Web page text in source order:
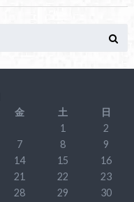
金 土
日
1
2
7 8
9
14 15
16
21 22
23
28 29
30